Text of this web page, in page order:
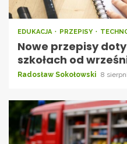
EDUKACJA PRZEPISY
Nowe przepisy
szkołach od
Radosław Sokołowski 8